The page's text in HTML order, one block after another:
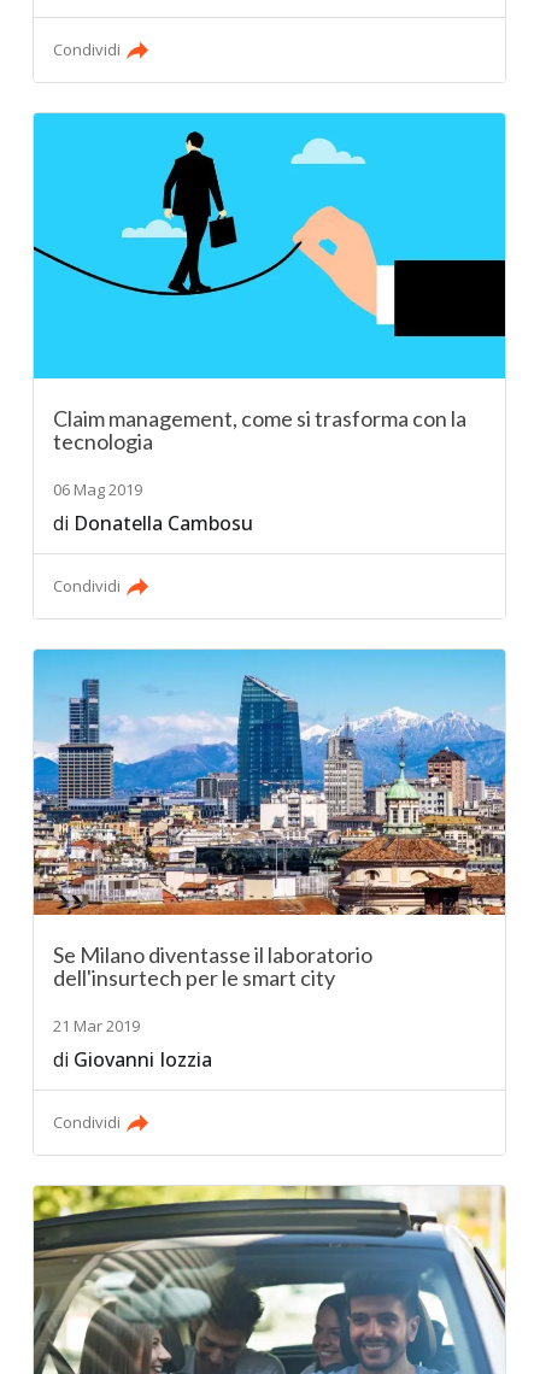
Condividi
Claim management, come si trasforma con la
tecnologia
06 Mag 2019
di Donatella Cambosu
Condividi
Se Milano diventasse il laboratorio
dell'insurtech per le smart city
21 Mar 2019
di Giovanni Iozzia
Condividi